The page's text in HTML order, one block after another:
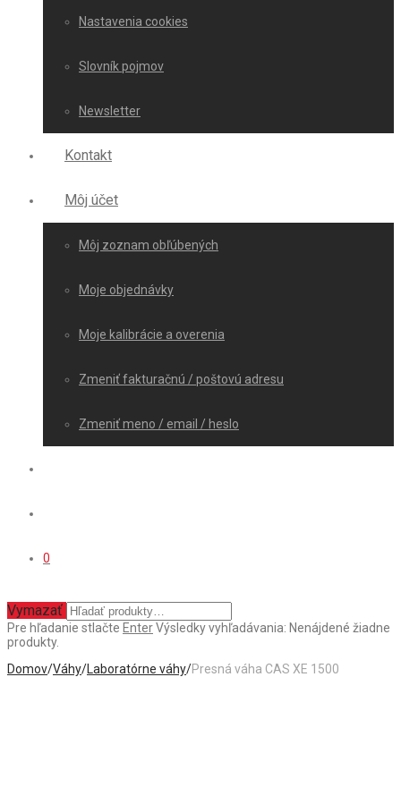
Nastavenia cookies
Slovník pojmov
Newsletter
Kontakt
Môj účet
Môj zoznam obľúbených
Moje objednávky
Moje kalibrácie a overenia
Zmeniť fakturačnú / poštovú adresu
Zmeniť meno / email / heslo
0
Vymazať
Pre hľadanie stlačte EnterVýsledky vyhľadávania: Nenájdené žiadne
produkty.
Domov/Váhy/Laboratórne váhy/Presná váha CAS XE 1500